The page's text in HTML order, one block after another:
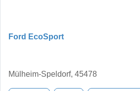
Ford EcoSport
Mülheim-Speldorf, 45478